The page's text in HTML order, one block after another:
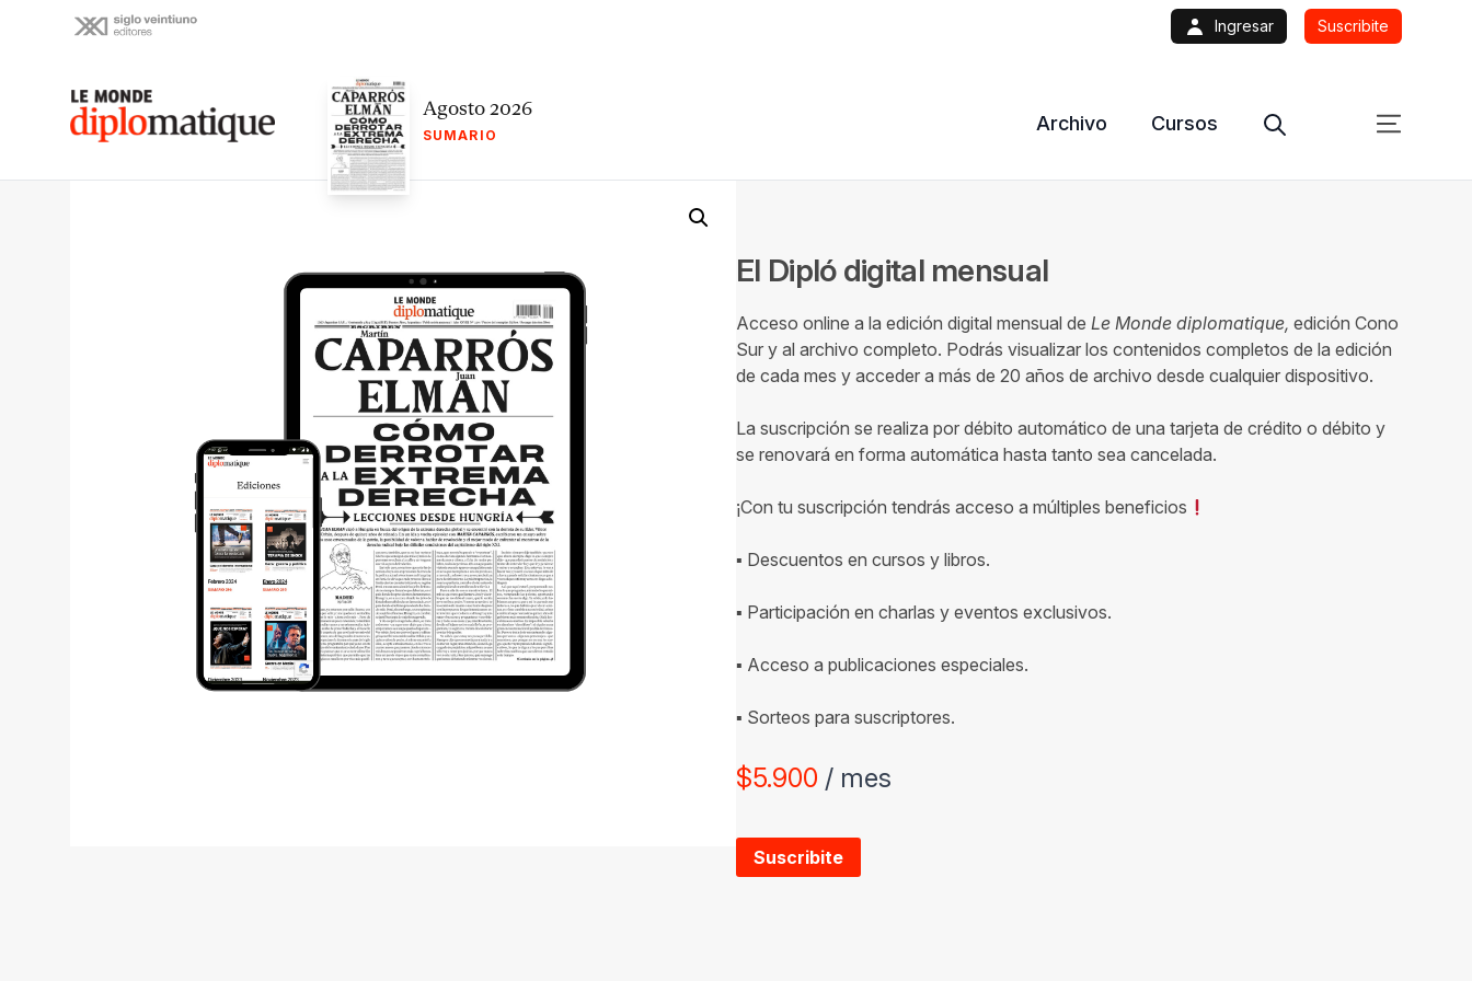
Ingresar Suscribite
Le monde diplomatique Agosto 2026
SUMARIO
Archivo Cursos
El Dipló digital mensual
Acceso online a la edición digital mensual de Le Monde diplomatique, edición Cono
Sur y al archivo completo. Podrás visualizar los contenidos completos de la edición
de cada mes y acceder a más de 20 años de archivo desde cualquier dispositivo.
La suscripción se realiza por débito automático de una tarjeta de crédito o débito y
se renovará en forma automática hasta tanto sea cancelada.
¡Con tu suscripción tendrás acceso a múltiples beneficios
▪ Descuentos en cursos y libros.
▪ Participación en charlas y eventos exclusivos.
▪ Acceso a publicaciones especiales.
▪ Sorteos para suscriptores.
$5.900 / mes
Suscribite